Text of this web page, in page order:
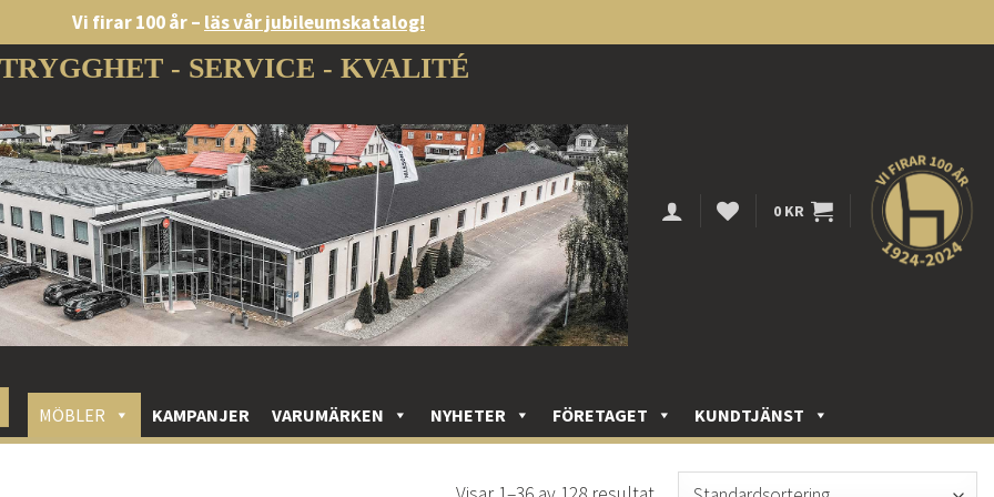
Vi firar 100 år – läs vår jubileumskatalog!
TRYGGHET - SERVICE - KVALITÉ
0 KR
MÖBLER KAMPANJER VARUMÄRKEN NYHETER FÖRETAGET KUNDTJÄNST